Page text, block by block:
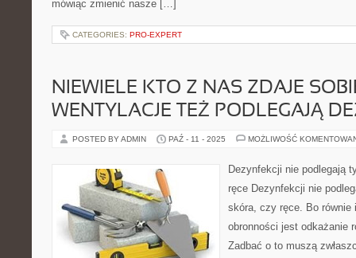
mówiąc zmienić nasze […]
CATEGORIES: PRO-EXPERT
NIEWIELE KTO Z NAS ZDAJE
WENTYLACJE TEŻ PODLEGAJĄ
POSTED BY ADMIN PAŹ - 11 - 2025 MOŻLIWOŚĆ
Dezynfekcji nie podlegają
ręce Dezynfekcji nie
skóra, czy ręce. Bo równie
obronności jest odkażanie
Zadbać o to muszą